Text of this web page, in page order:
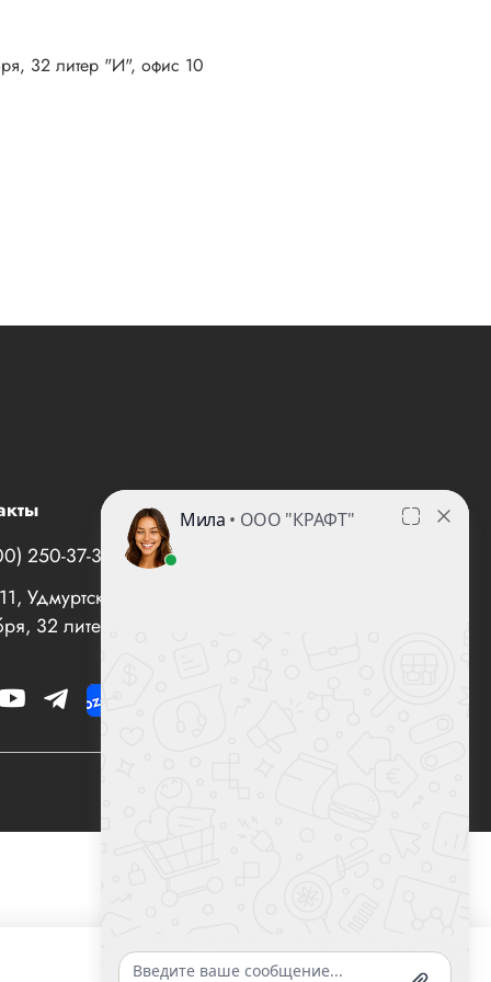
32 литер "И", офис 10
250-37-35
office@все-вентиляторы.рф
Удмуртская Республика, г. Ижевск, ул. 10 лет
32 литер "И", офис 10